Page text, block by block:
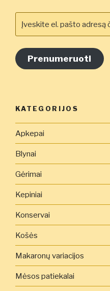
el.
adresą
čia
Prenumeruoti
KATEGORIJOS
Apkepai
Blynai
Gėrimai
Kepiniai
Konservai
Košės
Makaronų variacijos
Mėsos patiekalai